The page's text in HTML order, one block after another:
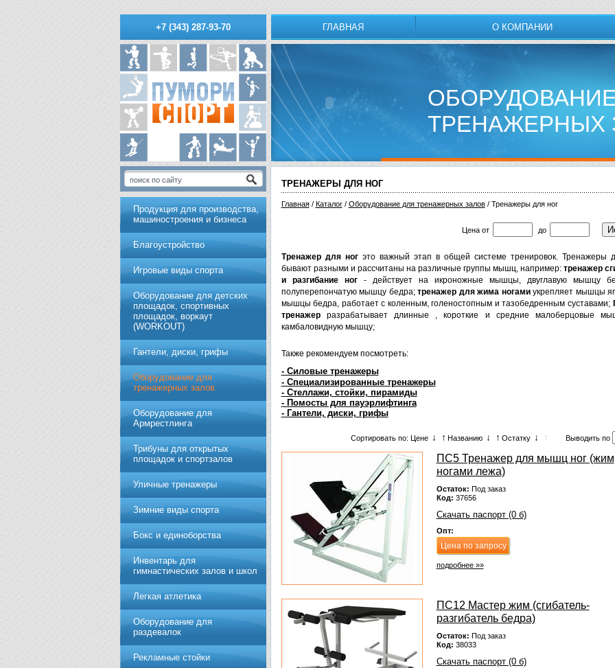
+7 (343) 287-93-70 ГЛАВНАЯ О КОМПАНИИ
ТРЕНАЖЕРНЫХ
ТРЕНАЖЕРЫ ДЛЯ НОГ
Главная/ Каталог/ Обoрудoвание для трeнажерных залoв/ Тренажеры для ног
Ценаот до
Тренажер для ногэто важный этап в общей системе тренировок. Тренажеры
бывают разными и рассчитаны на различные группы мышц, например: тренажер
и разгибание ног- действует на икроножные мышцы, двуглавую мышцу
полуперепончатую мышцу бедра; тренажер для жима ногамиукрепляет мышцы
мышцы бедра, работает с коленным, голеностопным и тазобедренным суставами;
тренажерразрабатывает длинные , короткие и средние малоберцовые
камбаловидную мышцу;
Также рекомендуем посмотреть:
- Силовые тренажеры
- Специализированные тренажеры
- Стеллажи, стойки, пирамиды
- Помосты для пауэрлифтинга
- Гантели, диски, грифы
Сортировать по: Цене ↓ ↑ Названию ↓ ↑ Остатку ↓ ↑ Выводить по
ПС5 Тренажер для мышц ног (жим
ногами лежа)
Остаток: Под заказ
Код: 37656
Скачать паспорт (0 б)
Опт:
Цена по запросу
подробнее »»
ПС12 Мастер жим (сгибатель-
разгибатель бедра)
Остаток: Под заказ
Код: 38033
Скачать паспорт (0 б)
Продукция для производства,
машиностроения и бизнеса
Благоустройство
Игровые виды спорта
Оборудование для детских
площадок, спортивных
площадок, воркаут
(WORKOUT)
Гантели, диски, грифы
Обoрудoвание для
трeнажерных залoв
Оборудование для
Армрестлинга
Трибуны для открытых
площадок и спортзалов
Уличные тренажеры
Зимние виды спорта
Бокс и единоборства
Инвентарь для
гимнастических залов и школ
Легкая атлетика
Оборудование для
раздевалок
Рекламные стойки